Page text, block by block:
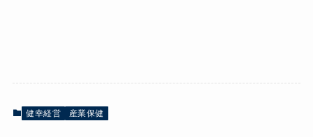
健幸経営 産業保健